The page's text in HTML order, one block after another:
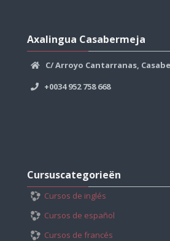
Axalingua Casabermeja
C/ Arroyo Cantarranas,
+0034 952 758 668
Cursuscategorieën
Cursos de inglés
Cursos de español
Cursos de francés